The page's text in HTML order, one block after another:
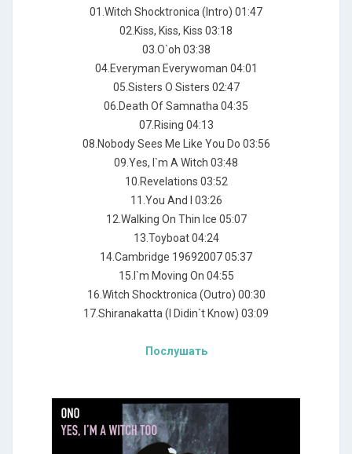
01.Witch Shocktronica (Intro) 01:47
02.Kiss, Kiss, Kiss 03:18
03.O`oh 03:38
04.Everyman Everywoman 04:01
05.Sisters O Sisters 02:47
06.Death Of Samnatha 04:35
07.Rising 04:13
08.Nobody Sees Me Like You Do 03:56
09.Yes, I`m A Witch 03:48
10.Revelations 03:52
11.You And I 03:26
12.Walking On Thin Ice 05:07
13.Toyboat 04:24
14.Cambridge 19692007 05:37
15.I`m Moving On 04:55
16.Witch Shocktronica (Outro) 00:30
17.Shiranakatta (I Didin`t Know) 03:09
Послушать